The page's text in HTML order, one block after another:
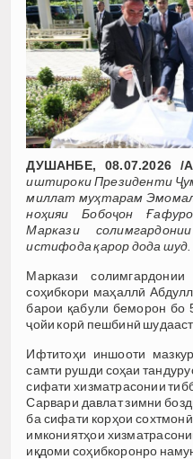
ДУШАНБЕ, 08.07.2026 /
иштироки Президенти
миллат муҳтарам
ноҳияи Бобоҷон
Маркази
истифода қарор дода шуд.
Маркази
соҳибкори маҳаллӣ
барои қабули беморон бо
ҷойи корӣ пешбинӣ шудааст.
Ифтитоҳи иншооти
самти рушди соҳаи
сифати хизматрасонии
Сарвари давлат зимни
ба сифати корҳои
имкониятҳои
иқдоми соҳибкоронро